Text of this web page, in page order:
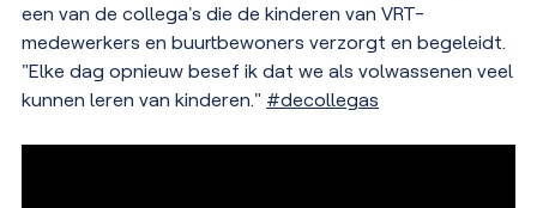
een van de collega's die de kinderen van VRT-
medewerkers en buurtbewoners verzorgt en begeleidt.
"Elke dag opnieuw besef ik dat we als volwassenen veel
kunnen leren van kinderen." #decollegas